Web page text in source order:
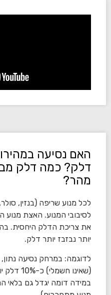
האם נסיעה
דלק? כמה דלק
מהר?
לכל מנוע שריפה (בנזין,
לסיבובי המנוע. האצת
את צריכת הדלק היחסית.
יותר נבזבז יותר דלק.
במידה דומה יגדל גם בלאי